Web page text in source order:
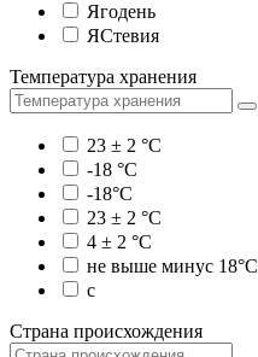
Ягодень
ЯСтевия
Температура хранения
23 ± 2 °C
-18 °C
-18°C
23 ± 2 °C
4 ± 2 °C
не выше минус 18°С
с
Страна происхождения